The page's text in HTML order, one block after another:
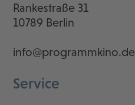
Rankestraße 31
10789 Berlin
info@programmkino.de
Service